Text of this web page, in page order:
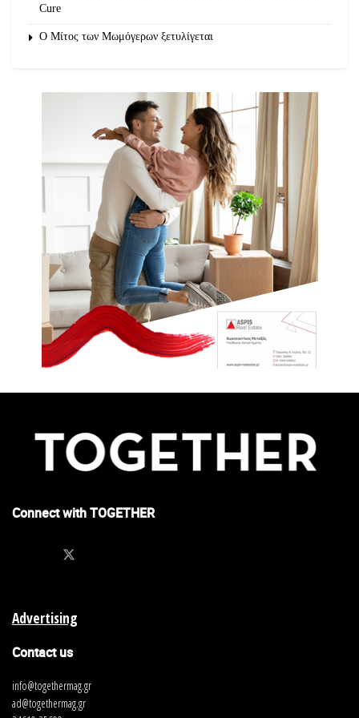
του προγράμματος «Art-Wagons».
Στο πρόγραμμα «Art–Wagons» διδάσκουν οι
εκπαιδεύτριες-«μηχανοδηγοί»:
Φωτούλα Καρατζάνου
Εκπαιδεύτρια Μουσικής,
Κοινωνιολόγος
Πέπη ΖαχαροπούλουΧορογράφος, Καθηγήτρια
Σύγχρονου Χορού
Μαρία Αδαμοπούλου Χορεύτρια, Χορογράφος,
Καθηγήτρια Χορού
Καλλιτεχνική επιμέλειαΤατιάνα ΛύγαρηΗθοποιός,
σκηνοθέτης
επισκεφθείτε την ιστοσελίδα
Cure
O Μίτος των Μωμόγερων ξετυλίγεται
Connect with TOGETHER
Advertising
Contact us
info@togethermag.gr
ad@togethermag.gr